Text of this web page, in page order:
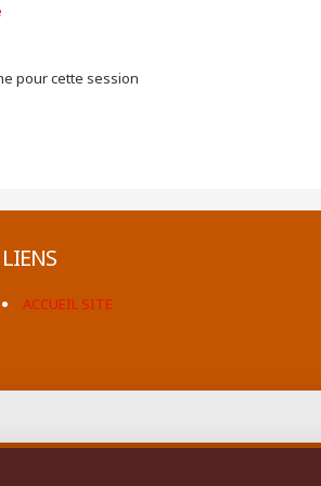
pour cette session
LIENS
ACCUEIL SITE